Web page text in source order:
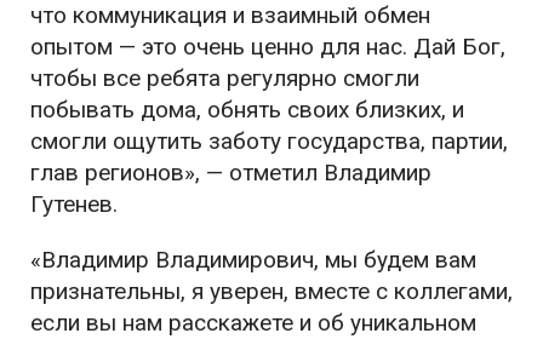
что коммуникация и взаимный обмен
опытом — это очень ценно для нас. Дай Бог,
чтобы все ребята регулярно смогли
побывать дома, обнять своих близких, и
смогли ощутить заботу государства, партии,
глав регионов», — отметил Владимир
Гутенев.
«Владимир Владимирович, мы будем вам
признательны, я уверен, вместе с коллегами,
если вы нам расскажете и об уникальном